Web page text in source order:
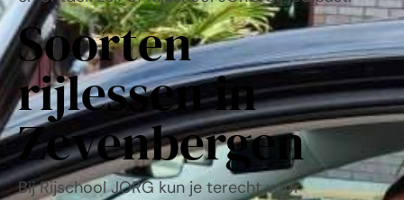
Soorten
rijlessen in
Zevenbergen
Bij Rijschool JORG kun je terecht voor